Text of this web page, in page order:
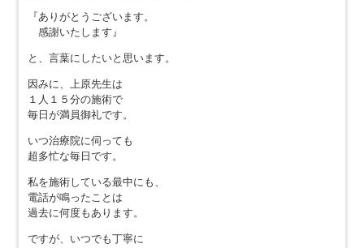
『ありがとうございます。
感謝いたします』
と、言葉にしたいと思います。
因みに、上原先生は
１人１５分の施術で
毎日が満員御礼です。
いつ治療院に伺っても
超多忙な毎日です。
私を施術している最中にも、
電話が鳴ったことは
過去に何度もあります。
ですが、いつでも丁寧に